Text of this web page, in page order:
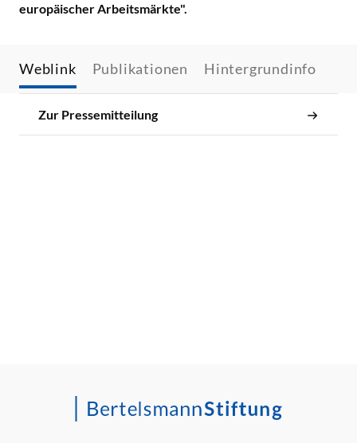
europäischer Arbeitsmärkte".
Weblink Publikationen Hintergrundinfo
Zur Pressemitteilung